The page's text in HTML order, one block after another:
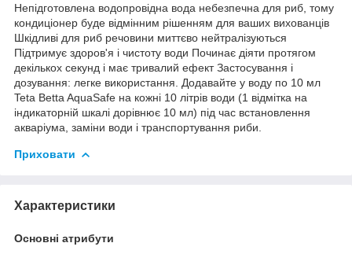
Непідготовлена водопровідна вода небезпечна для риб, тому
кондиціонер буде відмінним рішенням для ваших вихованців
Шкідливі для риб речовини миттєво нейтралізуються
Підтримує здоров'я і чистоту води Починає діяти протягом
декількох секунд і має тривалий ефект Застосування і
дозування: легке використання. Додавайте у воду по 10 мл
Teta Betta AquaSafe на кожні 10 літрів води (1 відмітка на
індикаторній шкалі дорівнює 10 мл) під час встановлення
акваріума, заміни води і транспортування риби.
Приховати
Характеристики
Основні атрибути